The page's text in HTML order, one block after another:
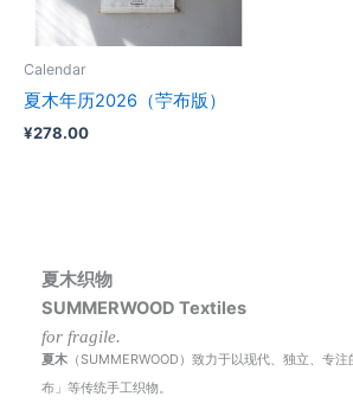
Calendar
夏木年历2026（苧布版）
¥278.00
夏木织物
SUMMERWOOD Textiles
for fragile.
夏木 （SUMMERWOOD）致力于以现代、独立、专
布」等传统手工织物。